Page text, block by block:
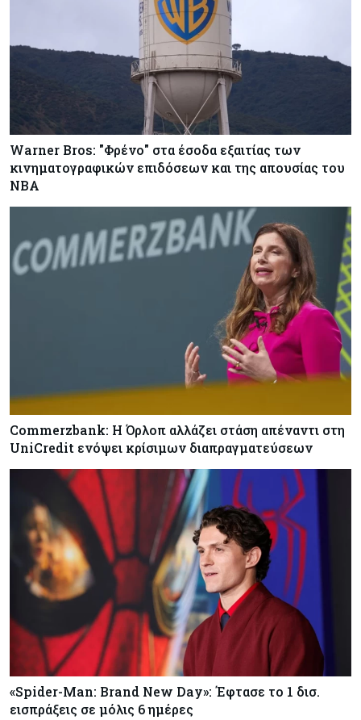
Warner Bros: "Φρένο" στα έσοδα εξαιτίας των
κινηματογραφικών επιδόσεων και της απουσίας του
NBA
Commerzbank: Η Όρλοπ αλλάζει στάση απέναντι στη
UniCredit ενόψει κρίσιμων διαπραγματεύσεων
«Spider-Man: Brand New Day»: Έφτασε το 1 δισ.
εισπράξεις σε μόλις 6 ημέρες